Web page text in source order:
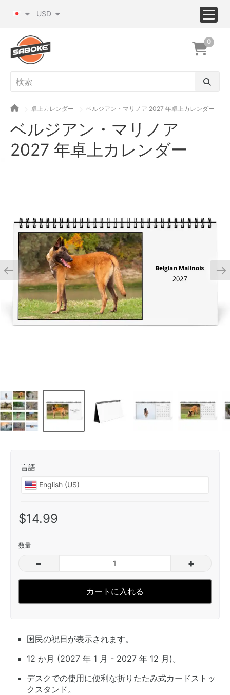
USD
0
卓上カレンダー ベルジアン・マリノア 2027 年卓上カレンダー
ベルジアン・マリノア
2027 年卓上カレンダー
言語
$14.99
数量
– +
カートに入れる
国民の祝日が表示されます。
12 か月 (2027 年 1 月 - 2027 年 12 月)。
デスクでの使用に便利な折りたたみ式カードストッ
クスタンド。